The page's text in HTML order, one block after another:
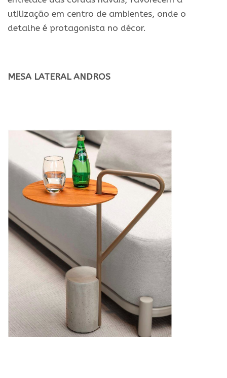
utilização em centro de ambientes, onde o
detalhe é protagonista no décor.
MESA LATERAL ANDROS